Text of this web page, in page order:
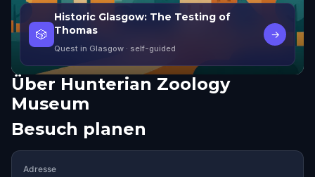
🎲
Historic Glasgow: The Testing of
Thomas
Quest in Glasgow · self-guided
→
Über Hunterian Zoology
Museum
Besuch planen
Adresse